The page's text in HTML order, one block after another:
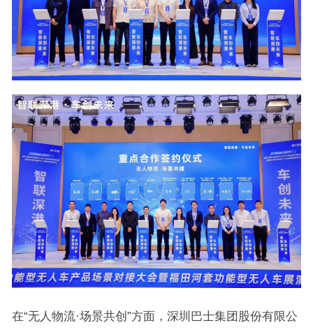
在“无人物流·场景共创”方面，深圳巴士集团股份有限公